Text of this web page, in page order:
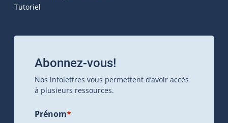
Tutoriel
Abonnez-vous!
Nos infolettres vous permettent d’avoir accès
à plusieurs ressources.
Prénom*